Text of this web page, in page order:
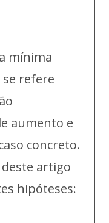
mínima
refere
aumento e
concreto.
deste artigo
hipóteses: